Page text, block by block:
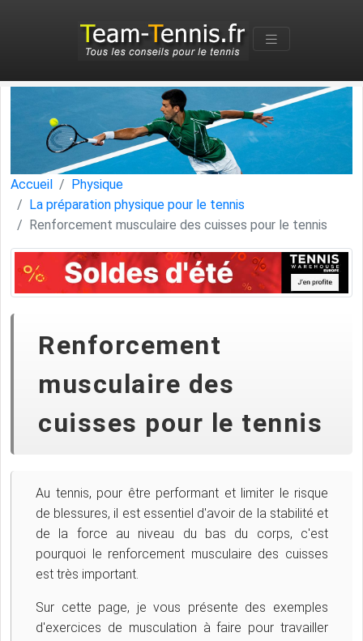
Accueil
Physique
La préparation physique pour le tennis
Renforcement musculaire des cuisses pour le tennis
Renforcement
musculaire des
cuisses pour le tennis
Au tennis, pour être performant et limiter le risque
de blessures, il est essentiel d'avoir de la stabilité et
de la force au niveau du bas du corps, c'est
pourquoi le renforcement musculaire des cuisses
est très important.
Sur cette page, je vous présente des exemples
d'exercices de musculation à faire pour travailler